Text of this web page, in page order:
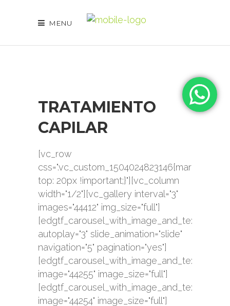
MENU
TRATAMIENTO
CAPILAR
[vc_row
css=".vc_custom_1504024823146{margin-
top: 20px !important;}"][vc_column
width="1/2"][vc_gallery interval="3"
images="44412" img_size="full"]
[edgtf_carousel_with_image_and_text
autoplay="3" slide_animation="slide"
navigation="5" pagination="yes"]
[edgtf_carousel_with_image_and_text_single
image="44255" image_size="full"]
[edgtf_carousel_with_image_and_text_single
image="44254" image_size="full"]